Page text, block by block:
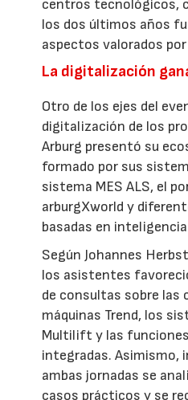
centros tecnológicos,
los dos últimos años
aspectos valorados
La digitalización
Otro de los ejes del
digitalización de los
Arburg presentó su
formado por sus
sistema MES ALS, el
arburgXworld y
basadas en
Según Johannes
los asistentes
de consultas sobre las
máquinas Trend, los
Multilift y las
integradas. Asimismo,
ambas jornadas se
casos prácticos y se